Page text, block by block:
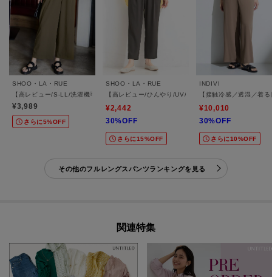
SHOO・LA・RUE
【高レビュー/S-LL/洗濯機可/セットアップ可】着丈選べる 軽凛(かろりん) ひんやりフ
¥3,989
さらに5%OFF
SHOO・LA・RUE
【高レビュー/ひんやり/UV/SS-3L/セットアップ可】さ
¥2,442
30%OFF
さらに15%OFF
INDIVI
【接触冷感／透湿／着
¥10,010
30%OFF
さらに10%OFF
その他のフルレングスパンツランキングを見る
関連特集